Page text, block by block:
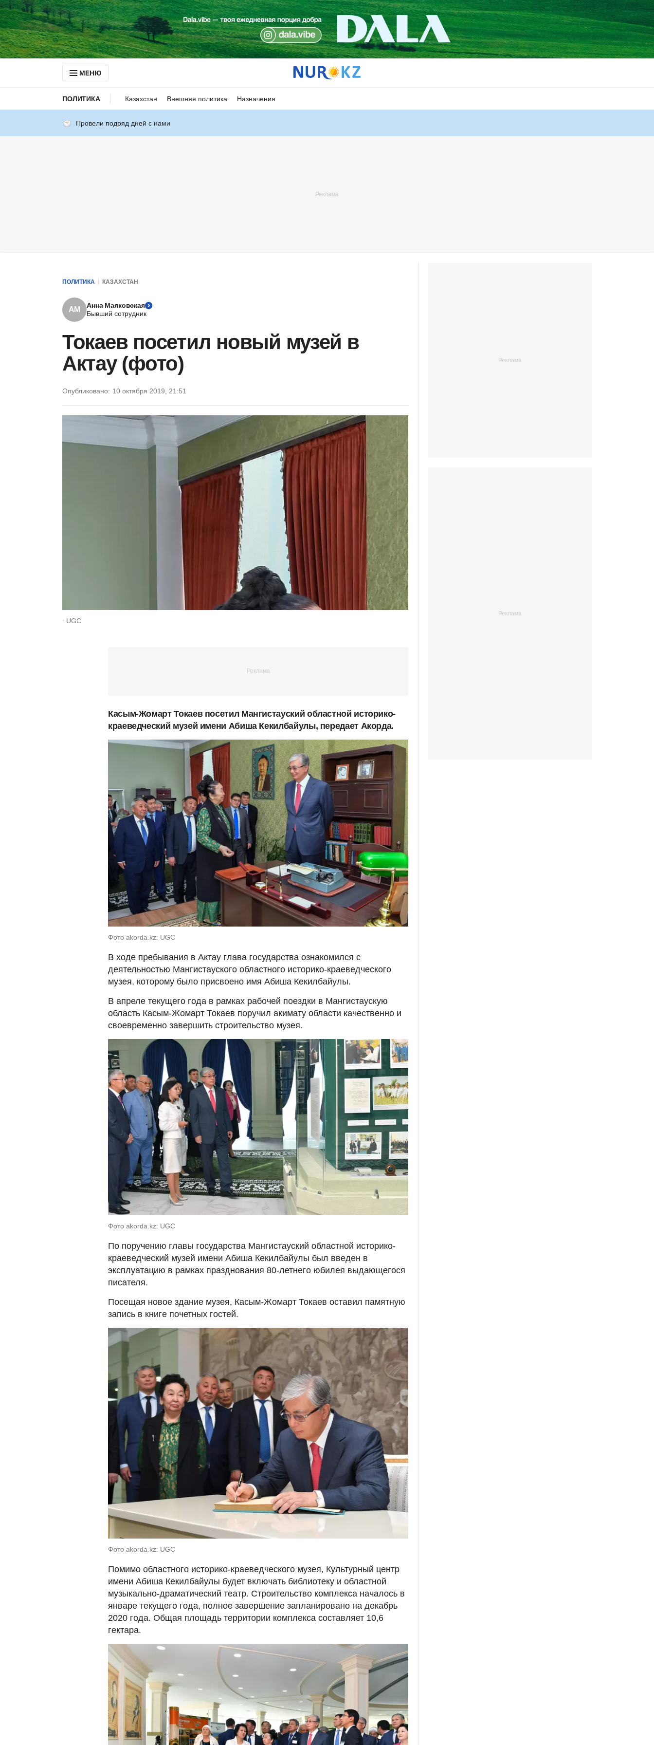
МЕНЮ
ПОЛИТИКА Казахстан Внешняя политика Назначения
Провели подряд дней с нами
ПОЛИТИКА КАЗАХСТАН
АМ
Анна Маяковская
Бывший сотрудник
Токаев посетил новый музей в
Актау (фото)
Опубликовано: 10 октября 2019, 21:51
: UGC
Касым-Жомарт Токаев посетил Мангистауский областной историко-
краеведческий музей имени Абиша Кекилбайулы, передает Акорда.
Фото akorda.kz: UGC
В ходе пребывания в Актау глава государства ознакомился с
деятельностью Мангистауского областного историко-краеведческого
музея, которому было присвоено имя Абиша Кекилбайулы.
В апреле текущего года в рамках рабочей поездки в Мангистаускую
область Касым-Жомарт Токаев поручил акимату области качественно и
своевременно завершить строительство музея.
Фото akorda.kz: UGC
По поручению главы государства Мангистауский областной историко-
краеведческий музей имени Абиша Кекилбайулы был введен в
эксплуатацию в рамках празднования 80-летнего юбилея выдающегося
писателя.
Посещая новое здание музея, Касым-Жомарт Токаев оставил памятную
запись в книге почетных гостей.
Фото akorda.kz: UGC
Помимо областного историко-краеведческого музея, Культурный центр
имени Абиша Кекилбайулы будет включать библиотеку и областной
музыкально-драматический театр. Строительство комплекса началось в
январе текущего года, полное завершение запланировано на декабрь
2020 года. Общая площадь территории комплекса составляет 10,6
гектара.